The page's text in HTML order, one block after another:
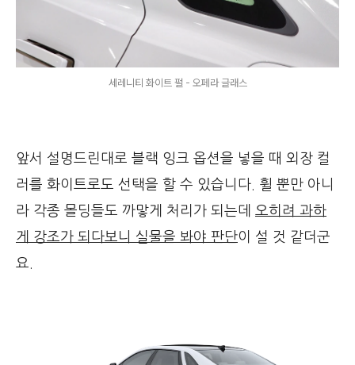
세레니티 화이트 펄 - 오페라 글래스
앞서 설명드린대로 블랙 잉크 옵션을 넣을 때 외장 컬
러를 화이트로도 선택을 할 수 있습니다. 휠 뿐만 아니
라 각종 몰딩들도 까맣게 처리가 되는데 오히려 과하
게 강조가 되다보니 실물을 봐야 판단이 설 것 같더군
요.